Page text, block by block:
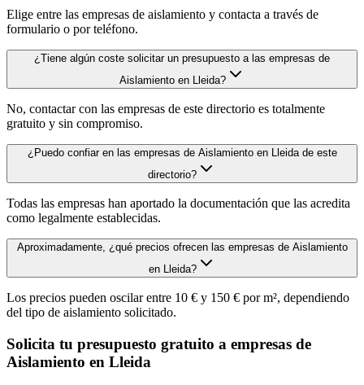
Elige entre las empresas de aislamiento y contacta a través de
formulario o por teléfono.
¿Tiene algún coste solicitar un presupuesto a las empresas de
Aislamiento en Lleida?
No, contactar con las empresas de este directorio es totalmente
gratuito y sin compromiso.
¿Puedo confiar en las empresas de Aislamiento en Lleida de este
directorio?
Todas las empresas han aportado la documentación que las acredita
como legalmente establecidas.
Aproximadamente, ¿qué precios ofrecen las empresas de Aislamiento
en Lleida?
Los precios pueden oscilar entre 10 € y 150 € por m², dependiendo
del tipo de aislamiento solicitado.
Solicita tu presupuesto gratuito a empresas de
Aislamiento en Lleida